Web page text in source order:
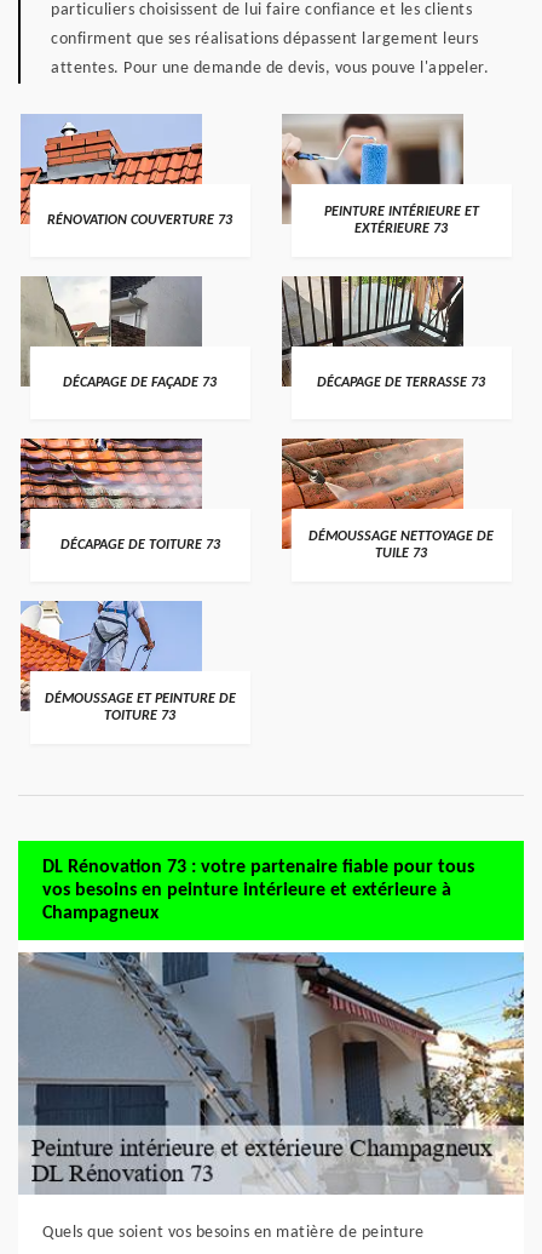
particuliers choisissent de lui faire confiance et les clients
confirment que ses réalisations dépassent largement leurs
attentes. Pour une demande de devis, vous pouve l'appeler.
RÉNOVATION COUVERTURE 73
PEINTURE INTÉRIEURE ET
EXTÉRIEURE 73
DÉCAPAGE DE FAÇADE 73 DÉCAPAGE DE TERRASSE 73
DÉCAPAGE DE TOITURE 73
DÉMOUSSAGE NETTOYAGE DE
TUILE 73
DÉMOUSSAGE ET PEINTURE DE
TOITURE 73
DL Rénovation 73 : votre partenaire fiable pour tous
vos besoins en peinture intérieure et extérieure à
Champagneux
Quels que soient vos besoins en matière de peinture